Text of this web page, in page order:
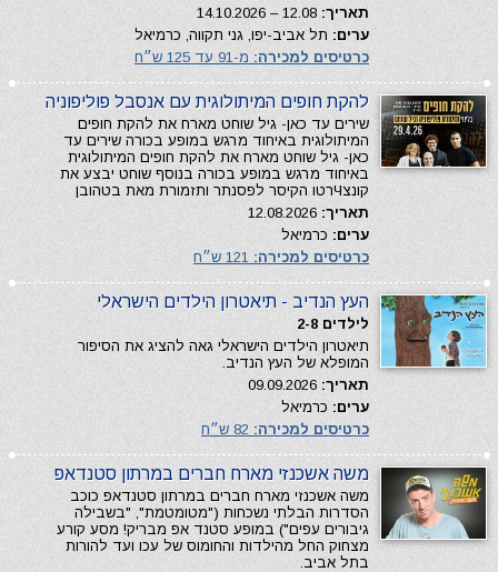
תאריך:
ערים: תל אביב-יפו, גני תקווה, כרמיאל
כרטיסים למכירה: מ-91 עד 125 ש״ח
להקת חופים המיתולוגית עם אנסבל פוליפוניה
שירים עד כאן- גיל שוחט מארח את להקת חופים
המיתולוגית באיחוד מרגש במופע בכורה שירים עד
כאן- גיל שוחט מארח את להקת חופים המיתולוגית
באיחוד מרגש במופע בכורה בנוסף שוחט יבצע את
קונצЧרטו הקיסר לפסנתר ותזמורת מאת בטהובן
תאריך:
ערים: כרמיאל
כרטיסים למכירה:
העץ הנדיב - תיאטרון הילדים הישראלי
לילדים 2-8
תיאטרון הילדים הישראלי גאה להציג את הסיפור
המופלא של העץ הנדיב.
תאריך:
ערים: כרמיאל
כרטיסים למכירה:
משה אשכנזי מארח חברים במרתון סטנדאפ
משה אשכנזי מארח חברים במרתון סטנדאפ כוכב
הסדרות הבלתי נשכחות ("מטומטמת", "בשבילה
גיבורים עפים") במופע סטנד אפ מבריק! מסע קורע
מצחוק החל מהילדות והחומוס של עכו ועד להורות
בתל אביב.